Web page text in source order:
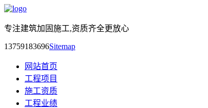
专注建筑加固施工,资质齐全更放心
13759183696Sitemap
网站首页
工程项目
施工资质
工程业绩